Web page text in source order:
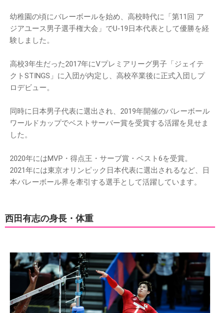
幼稚園の頃にバレーボールを始め、高校時代に「第11回 ア
ジアユース男子選手権大会」でU-19日本代表として優勝を経
験しました。
高校3年生だった2017年にVプレミアリーグ男子「ジェイテ
クトSTINGS」に入団が内定し、高校卒業後に正式入団しプ
ロデビュー。
同時に日本男子代表に選出され、2019年開催のバレーボール
ワールドカップでベストサーバー賞を受賞する活躍を見せま
した。
2020年にはMVP・得点王・サーブ賞・ベスト6を受賞。
2021年には東京オリンピック日本代表に選出されるなど、日
本バレーボール界を牽引する選手として活躍しています。
西田有志の身長・体重